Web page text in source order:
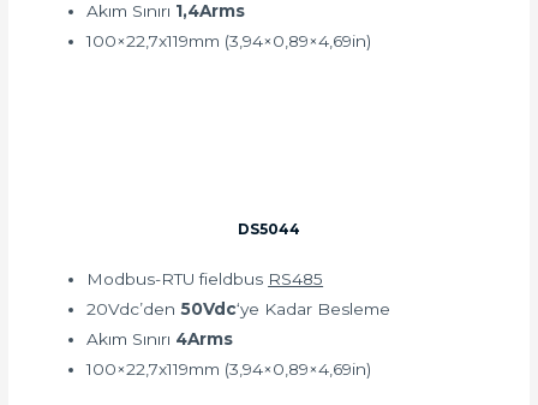
Akım Sınırı 1,4Arms
100×22,7x119mm (3,94×0,89×4,69in)
DS5044
Modbus-RTU fieldbus RS485
20Vdc’den50Vdc‘ye Kadar Besleme
Akım Sınırı 4Arms
100×22,7x119mm (3,94×0,89×4,69in)